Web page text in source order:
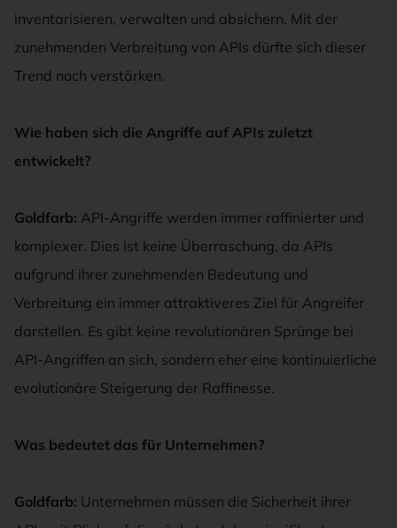
inventarisieren, verwalten und absichern. Mit der
zunehmenden Verbreitung von APIs dürfte sich dieser
Trend noch verstärken.
Wie haben sich die Angriffe auf APIs zuletzt
entwickelt?
Goldfarb: API-Angriffe werden immer raffinierter und
komplexer. Dies ist keine Überraschung, da APIs
aufgrund ihrer zunehmenden Bedeutung und
Verbreitung ein immer attraktiveres Ziel für Angreifer
darstellen. Es gibt keine revolutionären Sprünge bei
API-Angriffen an sich, sondern eher eine kontinuierliche
evolutionäre Steigerung der Raffinesse.
Was bedeutet das für Unternehmen?
Goldfarb: Unternehmen müssen die Sicherheit ihrer